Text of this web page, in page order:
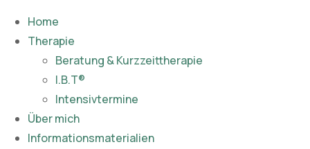
Home
Therapie
Beratung & Kurzzeittherapie
I.B.T®
Intensivtermine
Über mich
Informationsmaterialien